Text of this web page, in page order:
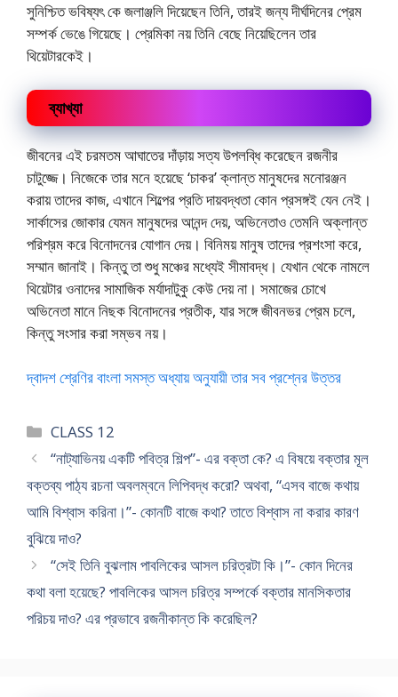
সুনিশ্চিত ভবিষ্যৎ কে জলাঞ্জলি দিয়েছেন তিনি, তারই জন্য দীর্ঘদিনের প্রেম
সম্পর্ক ভেঙে গিয়েছে। প্রেমিকা নয় তিনি বেছে নিয়েছিলেন তার
থিয়েটারকেই।
ব্যাখ্যা
জীবনের এই চরমতম আঘাতের দাঁড়ায় সত্য উপলব্ধি করেছেন রজনীর
চাটুজ্জে। নিজেকে তার মনে হয়েছে ‘চাকর’ ক্লান্ত মানুষদের মনোরঞ্জন
করায় তাদের কাজ, এখানে শিল্পের প্রতি দায়বদ্ধতা কোন প্রসঙ্গই যেন নেই।
সার্কাসের জোকার যেমন মানুষদের আনন্দ দেয়, অভিনেতাও তেমনি অক্লান্ত
পরিশ্রম করে বিনোদনের যোগান দেয়। বিনিময় মানুষ তাদের প্রশংসা করে,
সম্মান জানাই। কিন্তু তা শুধু মঞ্চের মধ্যেই সীমাবদ্ধ। যেখান থেকে নামলে
থিয়েটার ওনাদের সামাজিক মর্যাদাটুকু কেউ দেয় না। সমাজের চোখে
অভিনেতা মানে নিছক বিনোদনের প্রতীক, যার সঙ্গে জীবনভর প্রেম চলে,
কিন্তু সংসার করা সম্ভব নয়।
দ্বাদশ শ্রেণির বাংলা সমস্ত অধ্যায় অনুযায়ী তার সব প্রশ্নের উত্তর
Categories
CLASS 12
“নাট্যাভিনয় একটি পবিত্র শিল্প”- এর বক্তা কে? এ বিষয়ে বক্তার মূল
বক্তব্য পাঠ্য রচনা অবলম্বনে লিপিবদ্ধ করো? অথবা, “এসব বাজে কথায়
আমি বিশ্বাস করিনা।”- কোনটি বাজে কথা? তাতে বিশ্বাস না করার কারণ
বুঝিয়ে দাও?
“সেই তিনি বুঝলাম পাবলিকের আসল চরিত্রটা কি।”- কোন দিনের
কথা বলা হয়েছে? পাবলিকের আসল চরিত্র সম্পর্কে বক্তার মানসিকতার
পরিচয় দাও? এর প্রভাবে রজনীকান্ত কি করেছিল?